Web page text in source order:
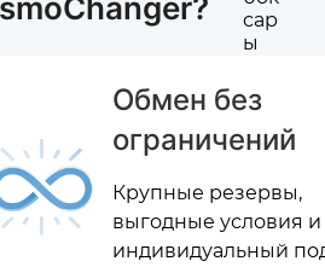
Обмен без
ограничений
Крупные резервы,
выгодные условия и
индивидуальный